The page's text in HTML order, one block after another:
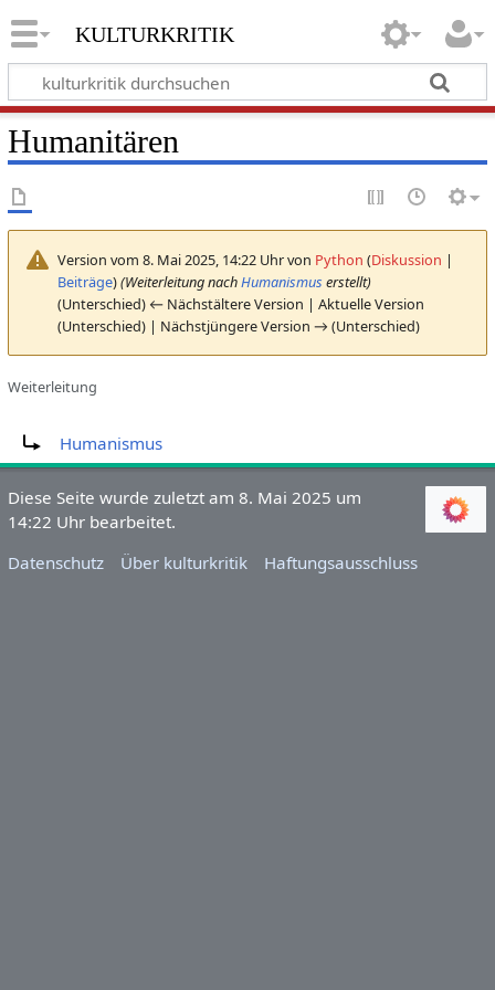
kulturkritik
Humanitären
Version vom 8. Mai 2025, 14:22 Uhr von Python (Diskussion |
Beiträge)(Weiterleitung nachHumanismus erstellt)
(Unterschied) ← Nächstältere Version | Aktuelle Version
(Unterschied) | Nächstjüngere Version → (Unterschied)
Weiterleitung
Humanismus
Diese Seite wurde zuletzt am 8. Mai 2025 um
14:22 Uhr bearbeitet.
Datenschutz
Über kulturkritik Haftungsausschluss